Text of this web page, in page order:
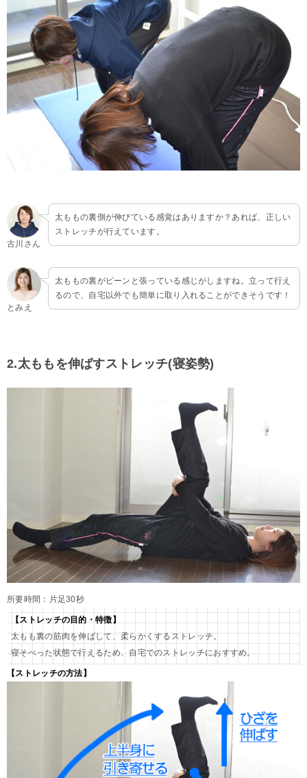
古川さん
太ももの裏側が伸びている感覚はありますか？あれば、正しい
ストレッチが行えています。
とみえ
太ももの裏がピーンと張っている感じがしますね。立って行え
るので、自宅以外でも簡単に取り入れることができそうです！
2.太ももを伸ばすストレッチ(寝姿勢)
所要時間：片足30秒
【ストレッチの目的・特徴】
太もも裏の筋肉を伸ばして、柔らかくするストレッチ。
寝そべった状態で行えるため、自宅でのストレッチにおすすめ。
【ストレッチの方法】